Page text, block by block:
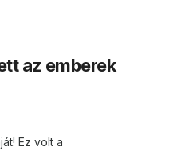
az emberek
Ez volt a